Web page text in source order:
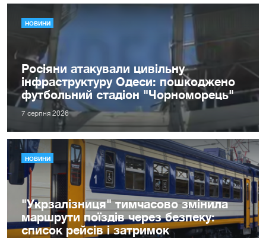
НОВИНИ
Росіяни атакували цивільну
інфраструктуру Одеси: пошкоджено
футбольний стадіон "Чорноморець"
7 серпня 2026
НОВИНИ
"Укрзалізниця" тимчасово змінила
маршрути поїздів через безпеку:
список рейсів і затримок